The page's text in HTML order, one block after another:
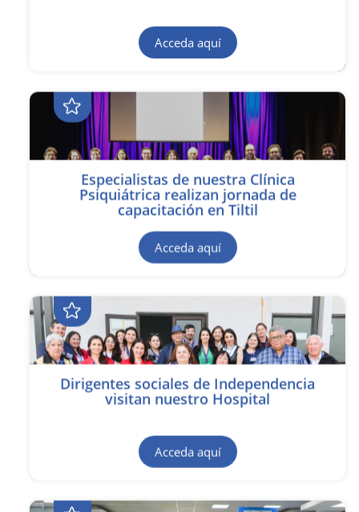
Acceda aquí
Especialistas de nuestra Clínica
Psiquiátrica realizan jornada de
capacitación en Tiltil
Acceda aquí
Dirigentes sociales de Independencia
visitan nuestro Hospital
Acceda aquí